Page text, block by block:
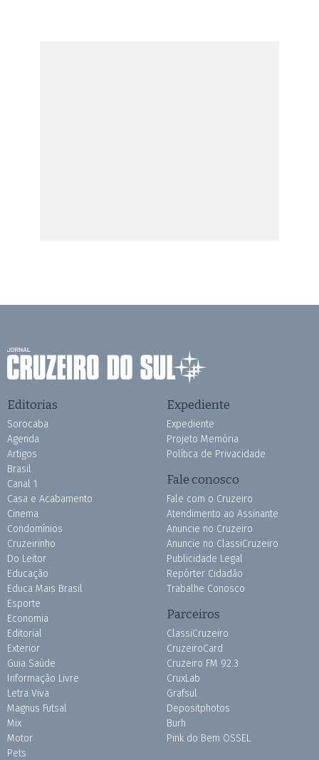
Editorias
Sorocaba
Agenda
Artigos
Brasil
Canal 1
Casa e Acabamento
Cinema
Condomínios
Cruzeirinho
Do Leitor
Educação
Educa Mais Brasil
Esporte
Economia
Editorial
Exterior
Guia Saúde
Informação Livre
Letra Viva
Magnus Futsal
Mix
Motor
Pets
Expediente
Expediente
Projeto Memória
Política de Privacidade
Fale conosco
Fale com o Cruzeiro
Atendimento ao Assinante
Anuncie no Cruzeiro
Anuncie no ClassiCruzeiro
Publicidade Legal
Repórter Cidadão
Trabalhe Conosco
Parceiros
ClassiCruzeiro
CruzeiroCard
Cruzeiro FM 92.3
CruxLab
Grafsul
Depositphotos
Burh
Pink do Bem OSSEL